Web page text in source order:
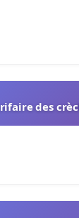
des